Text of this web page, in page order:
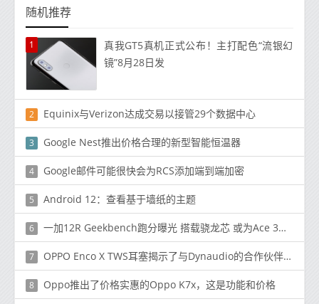
随机推荐
1
真我GT5真机正式公布！主打配色“流银幻
镜”8月28日发
2 Equinix与Verizon达成交易以接管29个数据中心
3 Google Nest推出价格合理的新型智能恒温器
4 Google邮件可能很快会为RCS添加端到端加密
5 Android 12：查看基于墙纸的主题
6 一加12R Geekbench跑分曝光 搭载骁龙芯 或为Ace 3国际版
7 OPPO Enco X TWS耳塞揭示了与Dynaudio的合作伙伴关系
8 Oppo推出了价格实惠的Oppo K7x，这是功能和价格